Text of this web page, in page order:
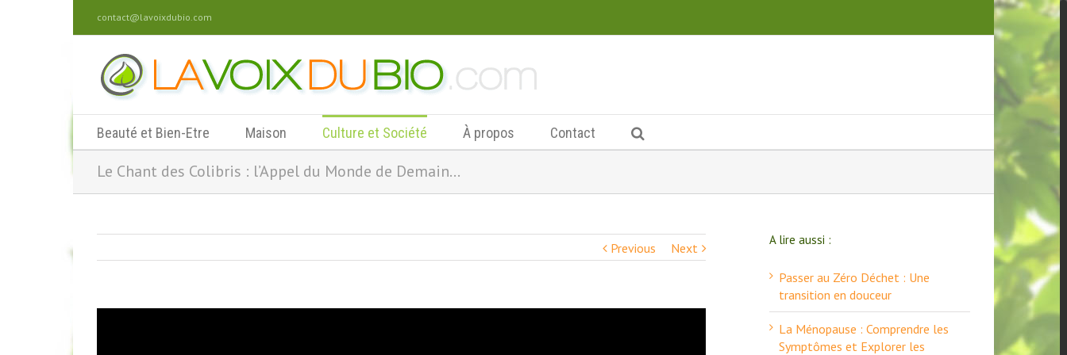
contact@lavoixdubio.com
Beauté et Bien-Etre Maison Culture et Société À propos Contact
Le Chant des Colibris : l’Appel du Monde de Demain…
Previous Next
A lire aussi :
Passer au Zéro Déchet : Une
transition en douceur
La Ménopause : Comprendre les
Symptômes et Explorer les